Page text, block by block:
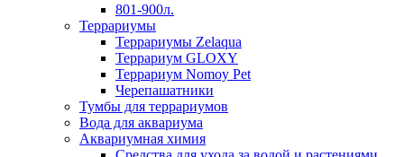
801-900л.
Террариумы
Террариумы Zelaqua
Террариум GLOXY
Террариум Nomoy Pet
Черепашатники
Тумбы для террариумов
Вода для аквариума
Аквариумная химия